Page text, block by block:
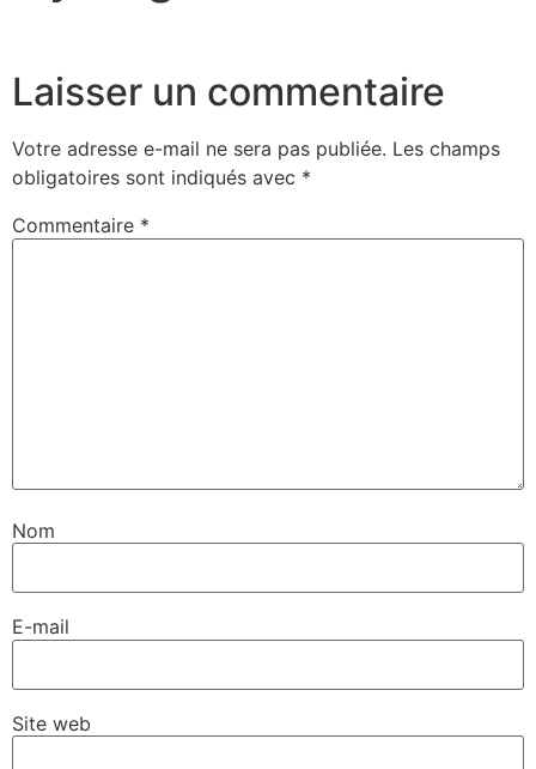
Laisser un commentaire
Votre adresse e-mail ne sera pas publiée. Les champs
obligatoires sont indiqués avec *
Commentaire *
Nom
E-mail
Site web